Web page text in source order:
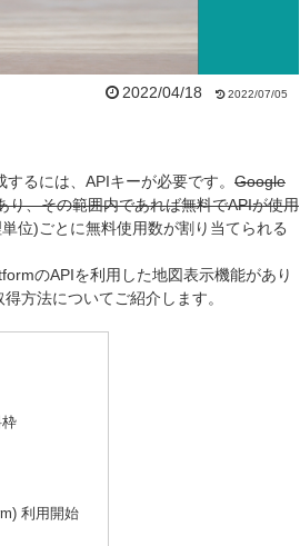
2022/04/18 2022/07/05
るには、APIキーが必要です。 Google
、その範囲内であれば無料でAPIが使用
位)ごとに無料使用数が割り当てられる
のAPIを利用した地図表示機能があり
方法についてご紹介します。
利用開始